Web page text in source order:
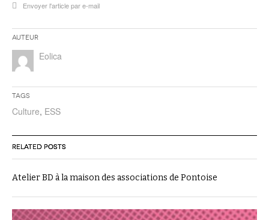
Envoyer l'article par e-mail
Auteur
Eolica
Tags
Culture, ESS
RELATED POSTS
Atelier BD à la maison des associations de Pontoise